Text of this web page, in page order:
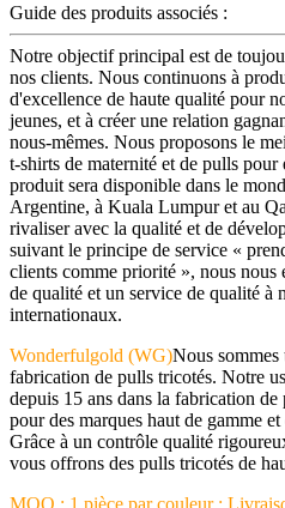
Guide des produits associés :
Notre objectif principal est de
nos clients. Nous continuons à
d'excellence de haute qualité pour
jeunes, et à créer une relation
nous-mêmes. Nous proposons le
t-shirts de maternité et de pulls
produit sera disponible dans le
Argentine, à Kuala Lumpur et au
rivaliser avec la qualité et de
suivant le principe de service «
clients comme priorité », nous nous
de qualité et un service de qualité à
internationaux.
Wonderfulgold (WG)Nous sommes
fabrication de pulls tricotés. Notre
depuis 15 ans dans la fabrication
pour des marques haut de gamme
Grâce à un contrôle qualité
vous offrons des pulls tricotés de
MOQ : 1 pièce par couleur ;